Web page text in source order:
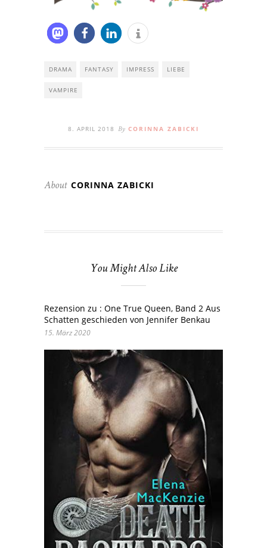
DRAMA FANTASY IMPRESS LIEBE
VAMPIRE
8. APRIL 2018 By CORINNA ZABICKI
About CORINNA ZABICKI
You Might Also Like
Rezension zu : One True Queen, Band 2 Aus
Schatten geschieden von Jennifer Benkau
15. März 2020